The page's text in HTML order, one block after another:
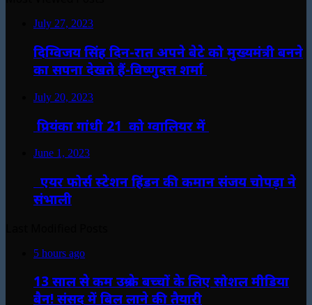
July 27, 2023
दिग्विजय सिंह दिन-रात अपने बेटे को मुख्यमंत्री बनने
का सपना देखते हैं-विष्णुदत्त शर्मा
July 20, 2023
प्रियंका गांधी 21 को ग्वालियर में
June 1, 2023
एयर फोर्स स्टेशन हिंडन की कमान संजय चोपड़ा ने
संभाली
5 hours ago
13 साल से कम उम्र के बच्चों के लिए सोशल मीडिया
बैन! संसद में बिल लाने की तैयारी